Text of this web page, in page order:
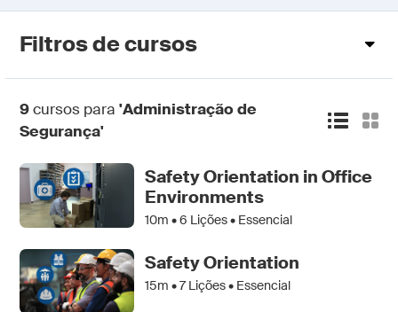
Filtros de cursos
9cursos para 'Administração de
Segurança'
Safety Orientation in Office
Environments
10m •6 Lições • Essencial
Safety Orientation
15m •7Lições • Essencial